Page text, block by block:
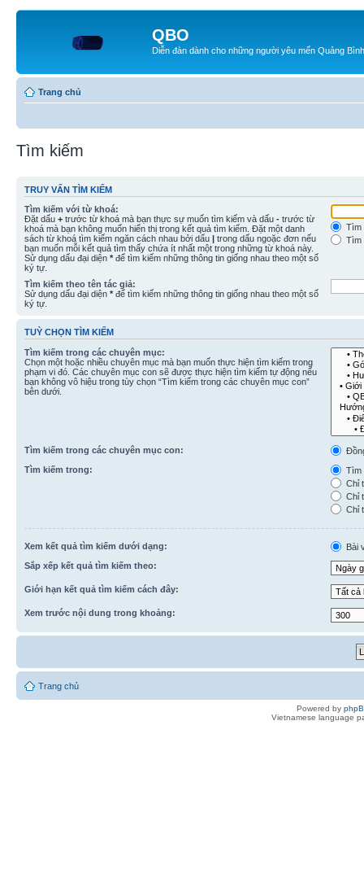
QBO
Diễn đàn dành cho những người yêu mến Quảng Bình
Trang chủ
Tìm kiếm
TRUY VẤN TÌM KIẾM
Tìm kiếm với từ khoá:
Đặt dấu + trước từ khoá mà bạn thực sự muốn tìm kiếm và dấu - trước từ
khoá mà bạn không muốn hiển thị trong kết quả tìm kiếm. Đặt một danh
sách từ khoá tìm kiếm ngăn cách nhau bởi dấu | trong dấu ngoặc đơn nếu
bạn muốn mỗi kết quả tìm thấy chứa ít nhất một trong những từ khoá này.
Sử dụng dấu đại diện * để tìm kiếm những thông tin giống nhau theo một số
ký tự.
Tìm
Tìm
Tìm kiếm theo tên tác giả:
Sử dụng dấu đại diện * để tìm kiếm những thông tin giống nhau theo một số
ký tự.
TUỲ CHỌN TÌM KIẾM
Tìm kiếm trong các chuyên mục:
Chọn một hoặc nhiều chuyên mục mà bạn muốn thực hiện tìm kiếm trong
phạm vi đó. Các chuyên mục con sẽ được thực hiện tìm kiếm tự động nếu
bạn không vô hiệu trong tùy chọn “Tìm kiếm trong các chuyên mục con”
bên dưới.
Tìm kiếm trong các chuyên mục con:
Tìm kiếm trong:
Tìm
Chỉ
Chỉ
Chỉ
Xem kết quả tìm kiếm dưới dạng:
Bài
Sắp xếp kết quả tìm kiếm theo:
Giới hạn kết quả tìm kiếm cách đây:
Xem trước nội dung trong khoảng:
Trang chủ
Powered by
Vietnamese language